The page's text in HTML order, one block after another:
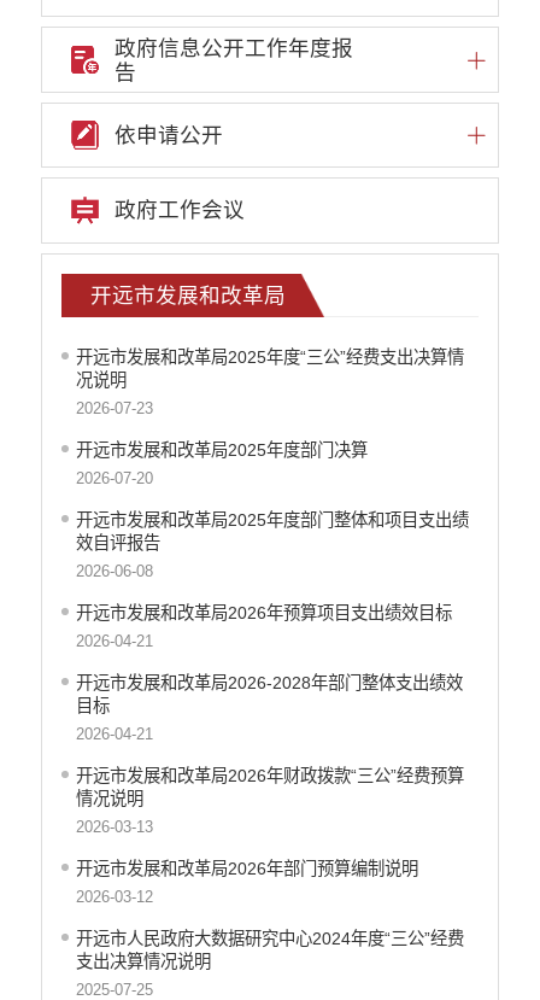
机构职能和权责清单
自然资源政务公开
重点领域信息公开
部门单位专栏
中共开远市委办公室
开远市人大常委会办公室
开远市人民政府办公室
中国共产党开远市纪律检查委员会
中国共产党开远市委员会政法委员会
中国共产党开远市委员会社会工作部
开远市地方志编纂委员会办公室
开远市发展和改革局
开远市工业商务和信息化局
开远市民族宗教事务局
开远市公安局
开远市民政局
开远市司法局
开远市财政局
开远市人力资源和社会保障局
政府信息公开工作年度报
告
依申请公开
政府工作会议
开远市发展和改革局
开远市发展和改革局2025年度“三公”经费支出决算情
况说明
2026-07-23
开远市发展和改革局2025年度部门决算
2026-07-20
开远市发展和改革局2025年度部门整体和项目支出绩
效自评报告
2026-06-08
开远市发展和改革局2026年预算项目支出绩效目标
2026-04-21
开远市发展和改革局2026-2028年部门整体支出绩效
目标
2026-04-21
开远市发展和改革局2026年财政拨款“三公”经费预算
情况说明
2026-03-13
开远市发展和改革局2026年部门预算编制说明
2026-03-12
开远市人民政府大数据研究中心2024年度“三公”经费
支出决算情况说明
2025-07-25